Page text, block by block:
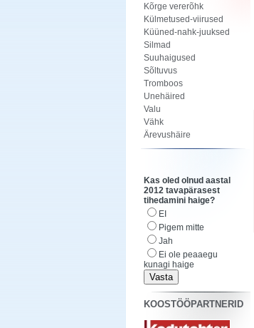
Kõrge vererõhk
Külmetused-viirused
Küüned-nahk-juuksed
Silmad
Suuhaigused
Sõltuvus
Tromboos
Unehäired
Valu
Vähk
Ärevushäire
Kas oled olnud aastal
2012 tavapärasest
tihedamini haige?
EI
Pigem mitte
Jah
Ei ole peaaegu
kunagi haige
KOOSTÖÖPARTNERID